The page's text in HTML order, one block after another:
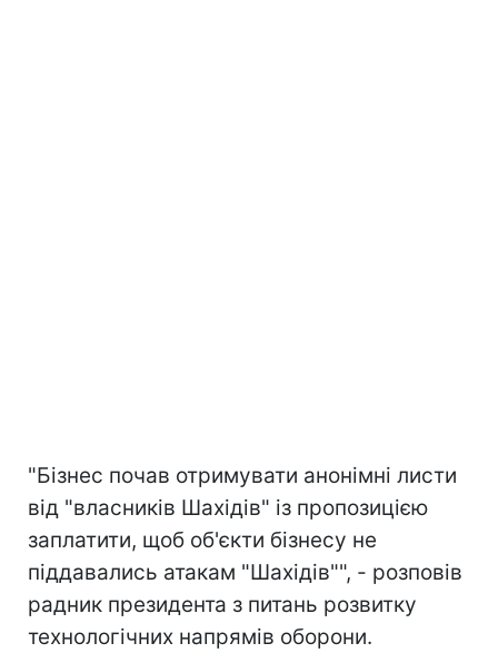
"Бізнес почав отримувати анонімні листи
від "власників Шахідів" із пропозицією
заплатити, щоб об'єкти бізнесу не
піддавались атакам "Шахідів"", - розповів
радник президента з питань розвитку
технологічних напрямів оборони.